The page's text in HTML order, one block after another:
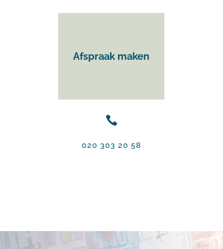
Afspraak maken

020 303 20 58